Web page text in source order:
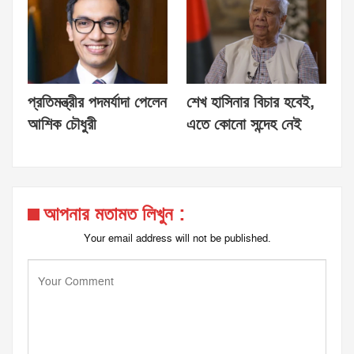
প্রতিমন্ত্রীর পদমর্যাদা পেলেন
আশিক চৌধুরী
শেখ হাসিনার বিচার হবেই,
এতে কোনো সন্দেহ নেই
আপনার মতামত লিখুন :
Your email address will not be published.